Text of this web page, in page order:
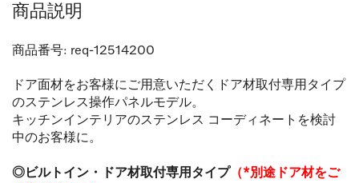
商品説明
商品番号: req-12514200
ドア面材をお客様にご用意いただくドア材取付専用タイプ
のステンレス操作パネルモデル。
キッチンインテリアのステンレス コーディネートを検討
中のお客様に。
◎ビルトイン・ドア材取付専用タイプ （*別途ドア材をご